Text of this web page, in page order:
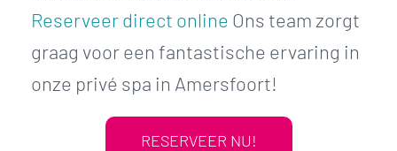
Reserveer direct online Ons team zorgt
graag voor een fantastische ervaring in
onze privé spa in Amersfoort!
RESERVEER NU!